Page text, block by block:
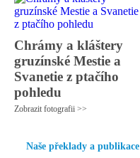
Chrámy a kláštery
gruzínské Mestie a
Svanetie z ptačího
pohledu
Zobrazit fotografii >>
Naše překlady a publikace